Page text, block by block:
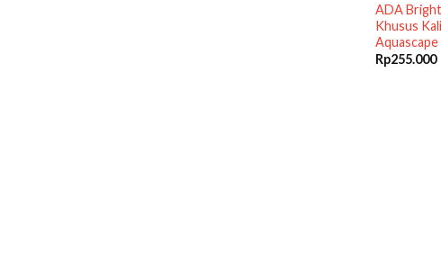
ADA
Khusus
Aquascape
Rp255.000